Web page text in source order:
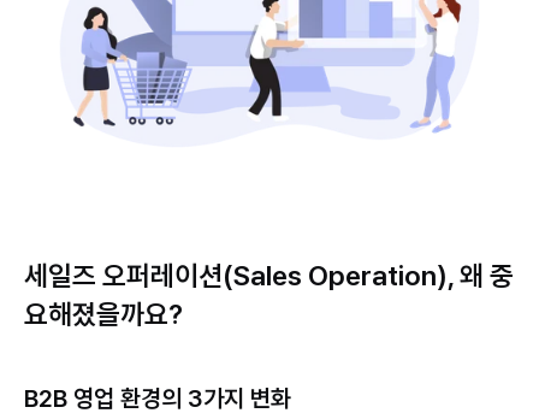
세일즈 오퍼레이션(Sales Operation), 왜 중
요해졌을까요?
B2B 영업 환경의 3가지 변화